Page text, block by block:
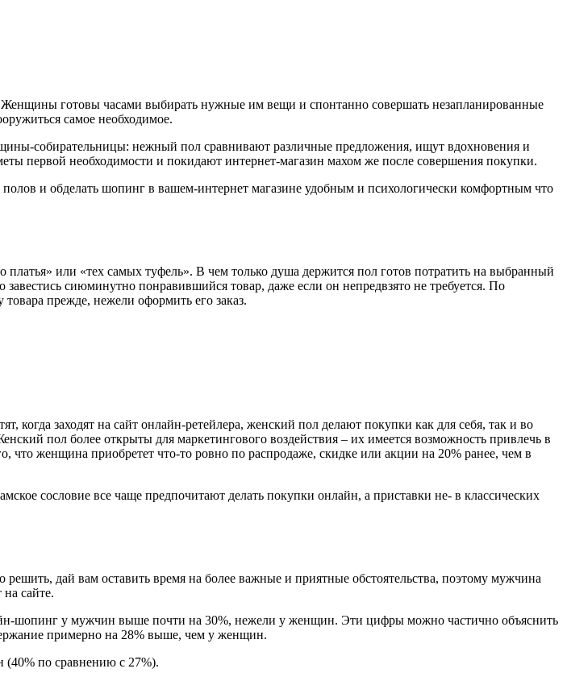
готовы часами выбирать нужные им вещи и спонтанно совершать незапланированные
самое необходимое.
собирательницы: нежный пол сравнивают различные предложения, ищут вдохновения и
первой необходимости и покидают интернет-магазин махом же после совершения покупки.
и обделать шопинг в вашем-интернет магазине удобным и психологически комфортным что
или «тех самых туфель». В чем только душа держится пол готов потратить на выбранный
сиюминутно понравившийся товар, даже если он непредвзято не требуется. По
прежде, нежели оформить его заказ.
заходят на сайт онлайн-ретейлера, женский пол делают покупки как для себя, так и во
пол более открыты для маркетингового воздействия – их имеется возможность привлечь в
что женщина приобретет что-то ровно по распродаже, скидке или акции на 20% ранее, чем в
сословие все чаще предпочитают делать покупки онлайн, а приставки не- в классических
дай вам оставить время на более важные и приятные обстоятельства, поэтому мужчина
сайте.
шопинг у мужчин выше почти на 30%, нежели у женщин. Эти цифры можно частично объяснить
примерно на 28% выше, чем у женщин.
(40% по сравнению с 27%).